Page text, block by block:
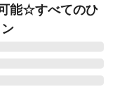
能☆すべてのひ